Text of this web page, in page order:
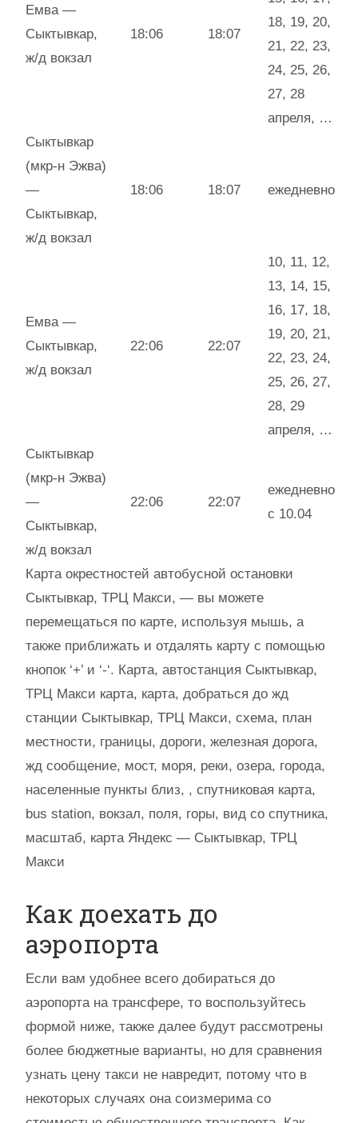
Емва —
Сыктывкар,
ж/д вокзал
18:06 18:07
18, 19, 20,
21, 22, 23,
24, 25, 26,
27, 28
апреля, …
Сыктывкар
(мкр-н Эжва)
—
Сыктывкар,
ж/д вокзал
18:06 18:07 ежедневно
Емва —
Сыктывкар,
ж/д вокзал
22:06 22:07
10, 11, 12,
13, 14, 15,
16, 17, 18,
19, 20, 21,
22, 23, 24,
25, 26, 27,
28, 29
апреля, …
Сыктывкар
(мкр-н Эжва)
—
Сыктывкар,
ж/д вокзал
22:06 22:07
ежедневно
с 10.04
Карта окрестностей автобусной остановки
Сыктывкар, ТРЦ Макси, — вы можете
перемещаться по карте, используя мышь, а
также приближать и отдалять карту с помощью
кнопок ‘+’ и ‘-‘. Карта, автостанция Сыктывкар,
ТРЦ Макси карта, карта, добраться до жд
станции Сыктывкар, ТРЦ Макси, схема, план
местности, границы, дороги, железная дорога,
жд сообщение, мост, моря, реки, озера, города,
населенные пункты близ, , спутниковая карта,
bus station, вокзал, поля, горы, вид со спутника,
масштаб, карта Яндекс — Сыктывкар, ТРЦ
Макси
Как доехать до
аэропорта
Если вам удобнее всего добираться до
аэропорта на трансфере, то воспользуйтесь
формой ниже, также далее будут рассмотрены
более бюджетные варианты, но для сравнения
узнать цену такси не навредит, потому что в
некоторых случаях она соизмерима со